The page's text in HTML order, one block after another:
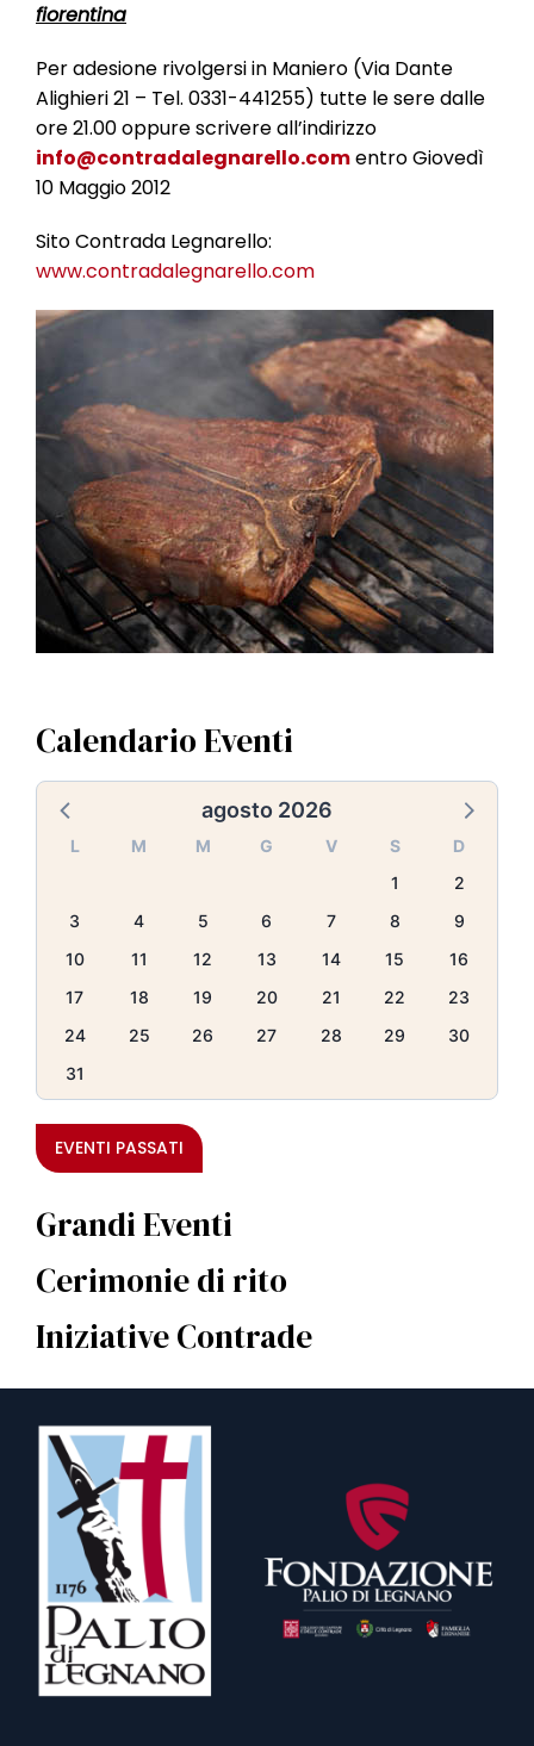
fiorentina
Per adesione rivolgersi in Maniero (Via Dante
Alighieri 21 – Tel. 0331-441255) tutte le sere dalle
ore 21.00 oppure scrivere all’indirizzo
info@contradalegnarello.comentro Giovedì
10 Maggio 2012
Sito Contrada Legnarello:
www.contradalegnarello.com
Calendario Eventi
agosto 2026
L M M G V S
D
1
2
3
4 5 6 7 8
9
10
11 12 13 14 15
16
17
18 19 20 21 22
23
24
25 26 27 28 29
30
31
EVENTI PASSATI
Grandi Eventi
Cerimonie di rito
Iniziative Contrade